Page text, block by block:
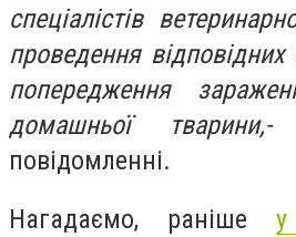
спеціалістів
проведення
попередження
домашньої тварини,-
повідомленні.
Нагадаємо, раніше